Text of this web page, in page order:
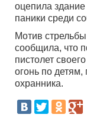
оцепила
паники среди
Мотив
сообщила, что
пистолет
огонь по детям,
охранника.